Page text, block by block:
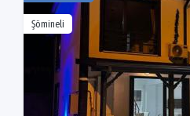
Şömineli